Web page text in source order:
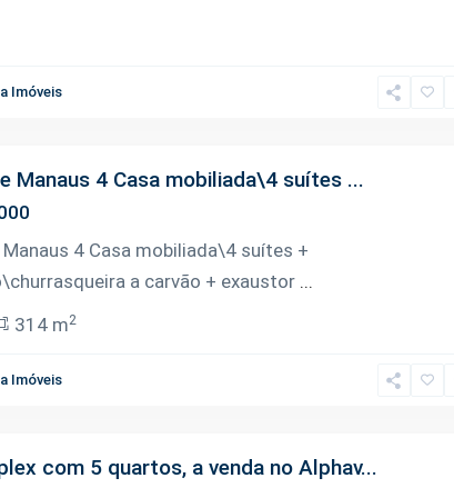
Imóveis
Manaus 4 Casa mobiliada\4 suítes ...
4 Casa mobiliada\4 suítes +
a carvão + exaustor ...
314 m2
Imóveis
com 5 quartos, a venda no Alphav...